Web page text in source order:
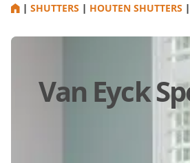
HOME
| SHUTTERS | HOUTEN SHUTTERS |
Van Eyck